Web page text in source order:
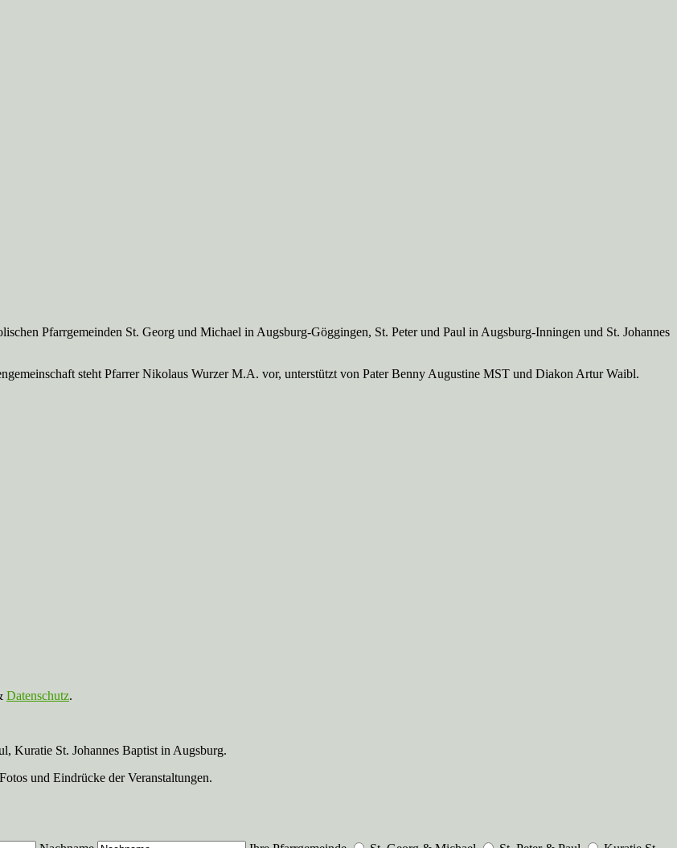
Pfarrgemeinden St. Georg und Michael in Augsburg-Göggingen, St. Peter und Paul in Augsburg-Inningen und St. Johannes
steht Pfarrer Nikolaus Wurzer M.A. vor, unterstützt von Pater Benny Augustine MST und Diakon Artur Waibl.
Datenschutz.
Kuratie St. Johannes Baptist in Augsburg.
und Eindrücke der Veranstaltungen.